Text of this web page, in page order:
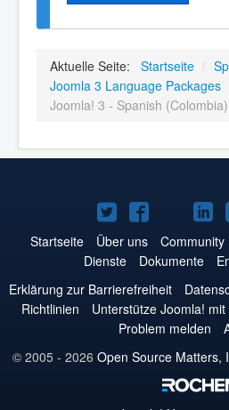
Aktuelle Seite: Startseite /
Joomla 3 Language Packages
Joomla! 3 - Spanish (Colombia)
Joomla!
auf
Twitter
Joomla!
auf
Facebook
auf auf
Startseite Über uns Community
Dienste
Dokumente
Erklärung zur Barrierefreiheit
Richtlinien
Unterstütze Joomla! mit
Problem melden
© 2005 - 2026 Open Source Matters,